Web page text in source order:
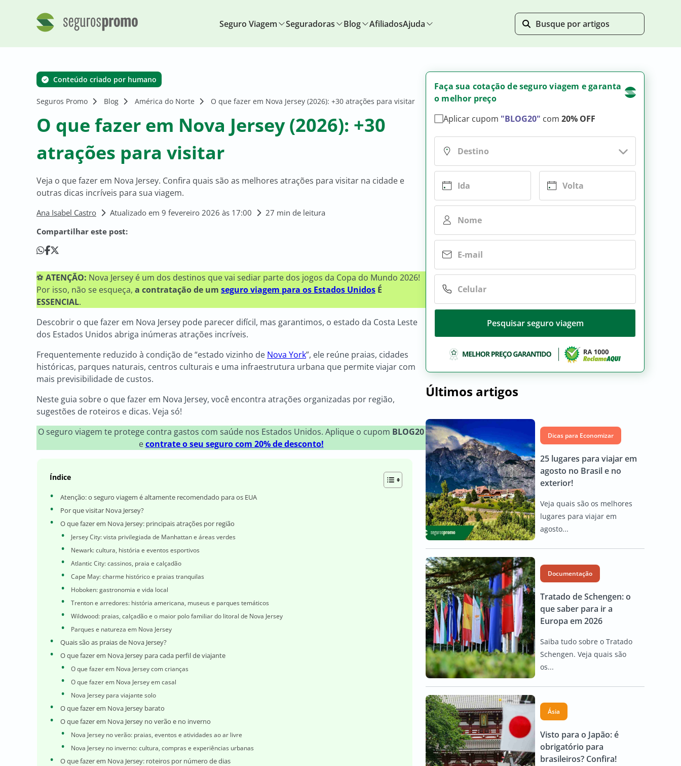
Seguro Viagem Seguradoras Blog AfiliadosAjuda
Conteúdo criado por humano
Seguros Promo Blog América do Norte O que fazer em Nova Jersey (2026): +30 atrações para visitar
O que fazer em Nova Jersey (2026): +30
atrações para visitar
Veja o que fazer em Nova Jersey. Confira quais são as melhores atrações para visitar na cidade e
outras dicas incríveis para sua viagem.
Ana Isabel Castro Atualizado em 9 fevereiro 2026 às 17:00
27 min de leitura
Compartilhar este post:
⚽ ATENÇÃO: Nova Jersey é um dos destinos que vai sediar parte dos jogos da Copa do Mundo 2026!
Por isso, não se esqueça, a contratação de um seguro viagem para os Estados Unidos É
ESSENCIAL.
Descobrir o que fazer em Nova Jersey pode parecer difícil, mas garantimos, o estado da Costa Leste
dos Estados Unidos abriga inúmeras atrações incríveis.
Frequentemente reduzido à condição de “estado vizinho de Nova York”, ele reúne praias, cidades
históricas, parques naturais, centros culturais e uma infraestrutura urbana que permite viajar com
mais previsibilidade de custos.
Neste guia sobre o que fazer em Nova Jersey, você encontra atrações organizadas por região,
sugestões de roteiros e dicas. Veja só!
O seguro viagem te protege contra gastos com saúde nos Estados Unidos. Aplique o cupom BLOG20
econtrate o seu seguro com 20% de desconto!
Índice
Atenção: o seguro viagem é altamente recomendado para os EUA
Por que visitar Nova Jersey?
O que fazer em Nova Jersey: principais atrações por região
Jersey City: vista privilegiada de Manhattan e áreas verdes
Newark: cultura, história e eventos esportivos
Atlantic City: cassinos, praia e calçadão
Cape May: charme histórico e praias tranquilas
Hoboken: gastronomia e vida local
Trenton e arredores: história americana, museus e parques temáticos
Wildwood: praias, calçadão e o maior polo familiar do litoral de Nova Jersey
Parques e natureza em Nova Jersey
Quais são as praias de Nova Jersey?
O que fazer em Nova Jersey para cada perfil de viajante
O que fazer em Nova Jersey com crianças
O que fazer em Nova Jersey em casal
Nova Jersey para viajante solo
O que fazer em Nova Jersey barato
O que fazer em Nova Jersey no verão e no inverno
Nova Jersey no verão: praias, eventos e atividades ao ar livre
Nova Jersey no inverno: cultura, compras e experiências urbanas
O que fazer em Nova Jersey: roteiros por número de dias
Faça sua cotação de seguro viagem e garanta
o melhor preço
Aplicar cupom "BLOG20" com 20% OFF
Pesquisar seguro viagem
Últimos artigos
Dicas para Economizar
25 lugares para viajar em
agosto no Brasil e no
exterior!
Veja quais são os melhores
lugares para viajar em
agosto...
Documentação
Tratado de Schengen: o
que saber para ir a
Europa em 2026
Saiba tudo sobre o Tratado
Schengen. Veja quais são
os...
Ásia
Visto para o Japão: é
obrigatório para
brasileiros? Confira!